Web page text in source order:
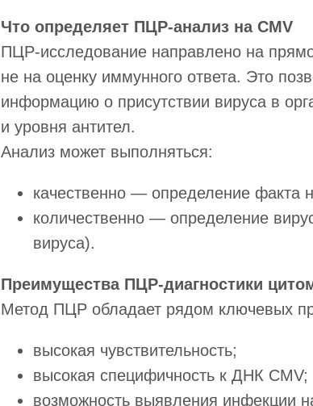
Что определяет ПЦР-анализ на CMV
ПЦР-исследование направлено на
не на оценку иммунного ответа. Это
информацию о присутствии вируса в
и уровня антител.
Анализ может выполняться:
качественно — определение факта
количественно — определение
вируса).
Преимущества ПЦР-диагностики
Метод ПЦР обладает рядом ключевых
высокая чувствительность;
высокая специфичность к ДНК CMV;
возможность выявления инфекции